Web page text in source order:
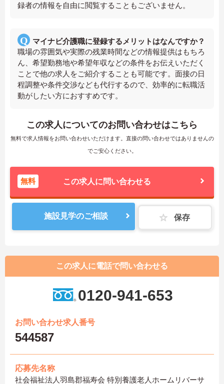
録者の情報を自由に閲覧することもございません。
マイナビ介護職に登録するメリットはなんですか？
職場の雰囲気や実際の残業時間などの情報提供はもちろ
ん、希望勤務地や希望年収などの条件をお伝えいただく
ことで他の求人をご紹介することも可能です。面接の日
程調整や条件交渉なども代行するので、効率的に転職活
動がしたい方におすすめです。
この求人についてのお問い合わせはこちら
無料で求人情報をお問い合わせいただけます。直接の問い合わせではありませんの
でご安心ください。
無料 この求人に問い合わせる
施設見学のご相談 保存
この求人に電話で問い合わせる
0120-941-653
お問い合わせ求人番号
544587
応募先名称
社会福祉法人羽島郡福寿会 特別養護老人ホームリバーサ